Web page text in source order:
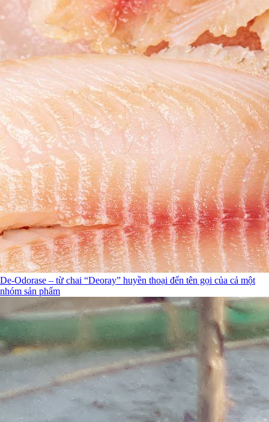
De-Odorase – từ chai “Deoray” huyền thoại đến tên gọi của cả một
nhóm sản phẩm